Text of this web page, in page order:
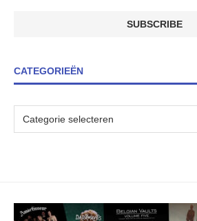
CATEGORIEËN